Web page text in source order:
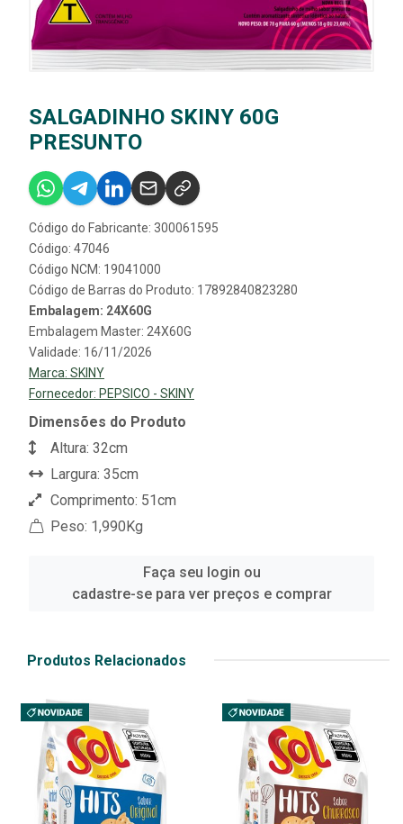
SALGADINHO SKINY 60G
PRESUNTO
Código do Fabricante: 300061595
Código: 47046
Código NCM: 19041000
Código de Barras do Produto: 17892840823280
Embalagem: 24X60G
Embalagem Master: 24X60G
Validade: 16/11/2026
Marca: SKINY
Fornecedor: PEPSICO - SKINY
Dimensões do Produto
Altura: 32cm
Largura: 35cm
Comprimento: 51cm
Peso: 1,990Kg
Faça seu login ou
cadastre-se para ver preços e comprar
Produtos Relacionados